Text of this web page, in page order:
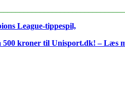
League-tippespil,
kroner til Unisport.dk! – Læs